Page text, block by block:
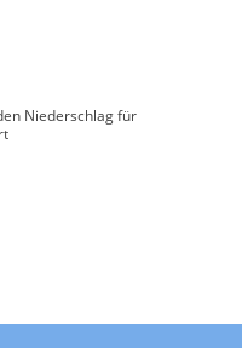
Niederschlag für